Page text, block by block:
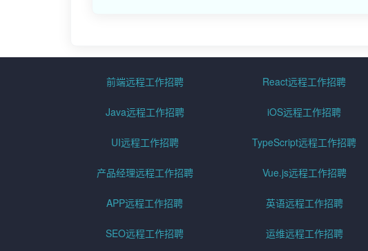
前端远程工作招聘 React远程工作招聘
Java远程工作招聘 iOS远程工作招聘
UI远程工作招聘 TypeScript远程工作招聘
产品经理远程工作招聘 Vue.js远程工作招聘
APP远程工作招聘 英语远程工作招聘
SEO远程工作招聘 运维远程工作招聘